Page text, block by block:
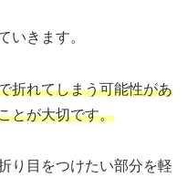
いきます。
折れてしまう可能性があ
とが大切です。
り目をつけたい部分を軽